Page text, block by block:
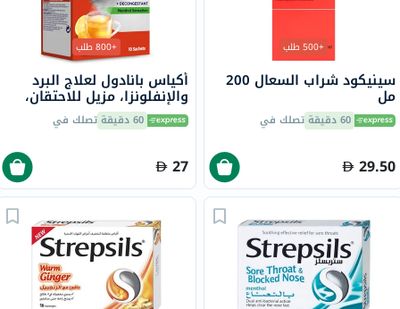
+500 طلب
سينيكود شراب السعال 200
مل
60 دقيقة تصلك في
29.50
+800 طلب
أكياس بانادول لعلاج البرد
والإنفلونزا، مزيل للاحتقان،
بنكهة الليمون الساخن
60 دقيقة تصلك في
27